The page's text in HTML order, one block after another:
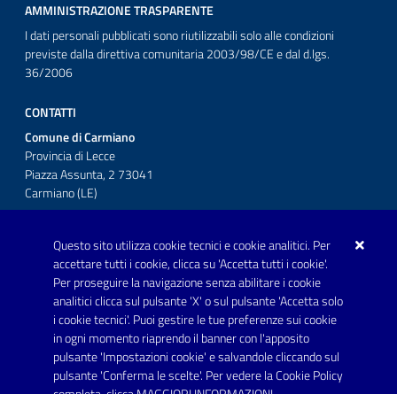
Questo sito utilizza cookie tecnici e cookie analitici. Per
accettare tutti i cookie, clicca su 'Accetta tutti i cookie'.
Per proseguire la navigazione senza abilitare i cookie
analitici clicca sul pulsante 'X' o sul pulsante 'Accetta solo
i cookie tecnici'. Puoi gestire le tue preferenze sui cookie
in ogni momento riaprendo il banner con l'apposito
pulsante 'Impostazioni cookie' e salvandole cliccando sul
pulsante 'Conferma le scelte'. Per vedere la Cookie Policy
AMMINISTRAZIONE TRASPARENTE
I dati personali pubblicati sono riutilizzabili solo alle condizioni
previste dalla direttiva comunitaria 2003/98/CE e dal d.lgs.
36/2006
CONTATTI
Comune di Carmiano
Provincia di Lecce
Piazza Assunta, 2 73041
Carmiano (LE)
Posta Elettronica Certificata:
protocollo.comunecarmiano@pec.rupar.puglia.it
URP - Ufficio Relazioni con il Pubblico
Link utili